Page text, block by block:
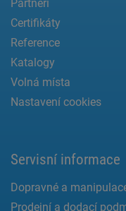
Partneři
Certifikáty
Reference
Katalogy
Volná místa
Nastavení cookies
Servisní informace
Dopravné a
Prodejní a dodací